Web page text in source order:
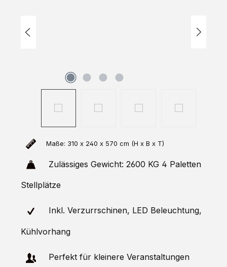
Maße: 310 x 240 x 570 cm (H x B x T)
Zulässiges Gewicht: 2600 KG 4 Paletten
Stellplätze
Inkl. Verzurrschinen, LED Beleuchtung,
Kühlvorhang
Perfekt für kleinere Veranstaltungen